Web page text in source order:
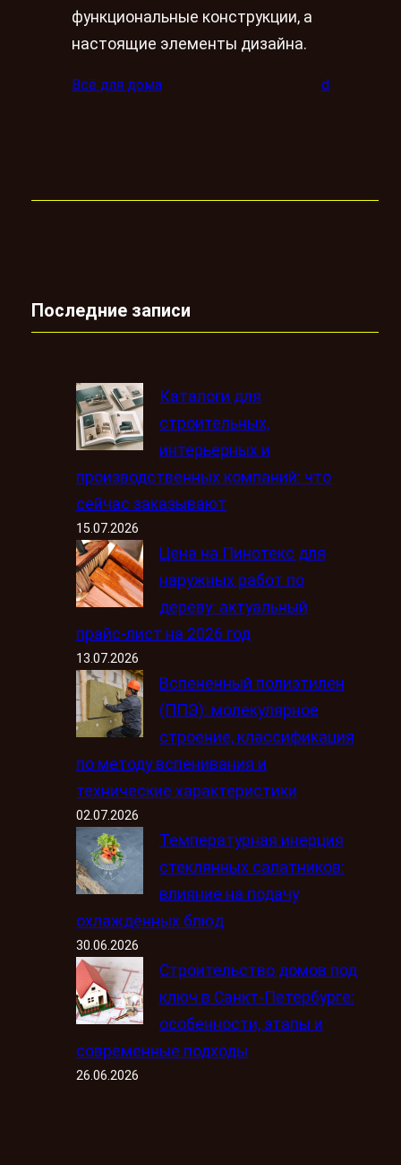
функциональные конструкции, а
настоящие элементы дизайна.
Всё для дома d
Последние записи
Каталоги для
строительных,
интерьерных и
производственных компаний: что
сейчас заказывают
15.07.2026
Цена на Пинотекс для
наружных работ по
дереву: актуальный
прайс-лист на 2026 год
13.07.2026
Вспененный полиэтилен
(ППЭ): молекулярное
строение, классификация
по методу вспенивания и
технические характеристики
02.07.2026
Температурная инерция
стеклянных салатников:
влияние на подачу
охлаждённых блюд
30.06.2026
Строительство домов под
ключ в Санкт-Петербурге:
особенности, этапы и
современные подходы
26.06.2026